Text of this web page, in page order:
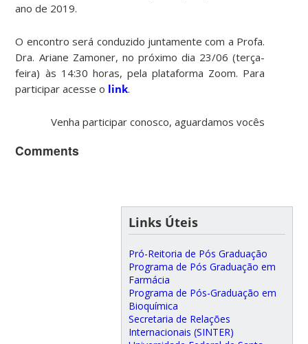
ano de 2019.
O encontro será conduzido juntamente com a Profa.
Dra. Ariane Zamoner, no próximo dia 23/06 (terça-
feira) às 14:30 horas, pela plataforma Zoom. Para
participar acesse o link.
Venha participar conosco, aguardamos vocês
Comments
Links Úteis
Pró-Reitoria de Pós Graduação
Programa de Pós Graduação em
Farmácia
Programa de Pós-Graduação em
Bioquímica
Secretaria de Relações
Internacionais (SINTER)